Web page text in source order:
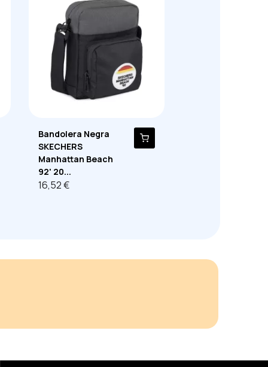
Bandolera Negra
SKECHERS
Manhattan Beach
92' 20...
16,52 €